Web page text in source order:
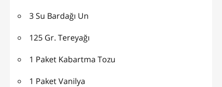
3 Su Bardağı Un
125 Gr. Tereyağı
1 Paket Kabartma Tozu
1 Paket Vanilya